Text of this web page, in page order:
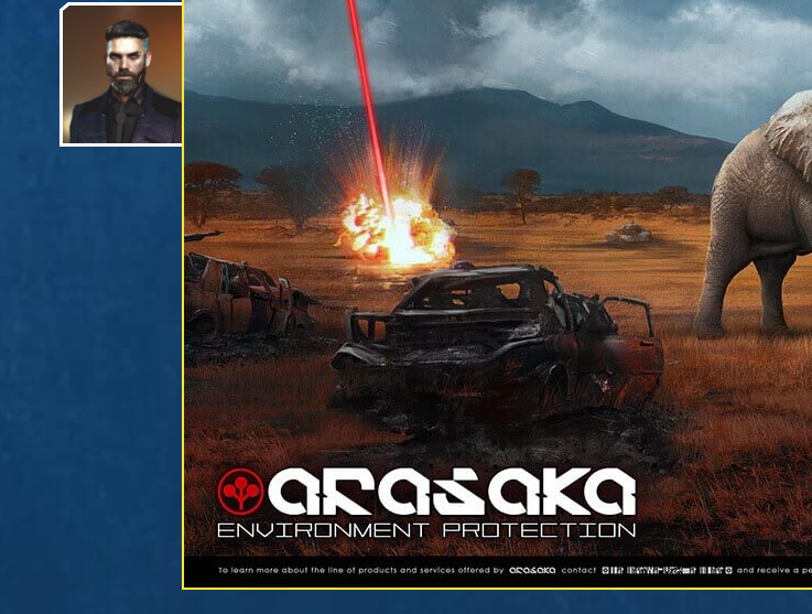
Unterstützt von einigen der größten Konzerne der Welt
gelang es ihm, seine Vision in die Tat umzusetzen, indem er
seine Traumstadt in Coronado Bay, Kalifornien gründete.
Während der Rest der Vereinigten Staaten Stück für Stück in
sich zusammenfiel, stieg der Zustrom eifriger Unternehmer
und Investoren in die Metropole der Zukunft stetig an. Die
Stadt erlebte ein beispielloses Wachstum.
Doch wie so oft gab es auch hier ein paar schwarze Schafe,
deren Eifersüchteleien und Interessenskonflikte Nights
Vision überschatteten. Und so geschah das Undenkbare:
Richard Night wurde von Unbekannten in seinem eigenen
Zuhause ermordet. Doch sein Vermächtnis – die Stadt, die
zu seinen Ehren auf „Night City“ umgetauft wurde – blieb
bestehen. In den Folgejahren schüttelte sie das Joch der
Herrschaft der Vereinigten Staaten ab und überstand ganz
ohne Unterstützung eines schwerfälligen Nationalstaats
unvorstellbare Katastrophen – darunter die Explosion einer
Atombombe, die Night City mitten ins Herz traf und den
Corporate Plaza dem Erdboden gleichmachte. Als glänzendes
Beispiel für Erfolg inspiriert die Widerstandsfähigkeit von
Night City bis heute Menschen aus aller Welt.